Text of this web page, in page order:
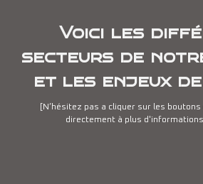
Voici les
secteurs de
et les enjeux
[N’hésitez pas a cliquer sur les boutons
directement à plus